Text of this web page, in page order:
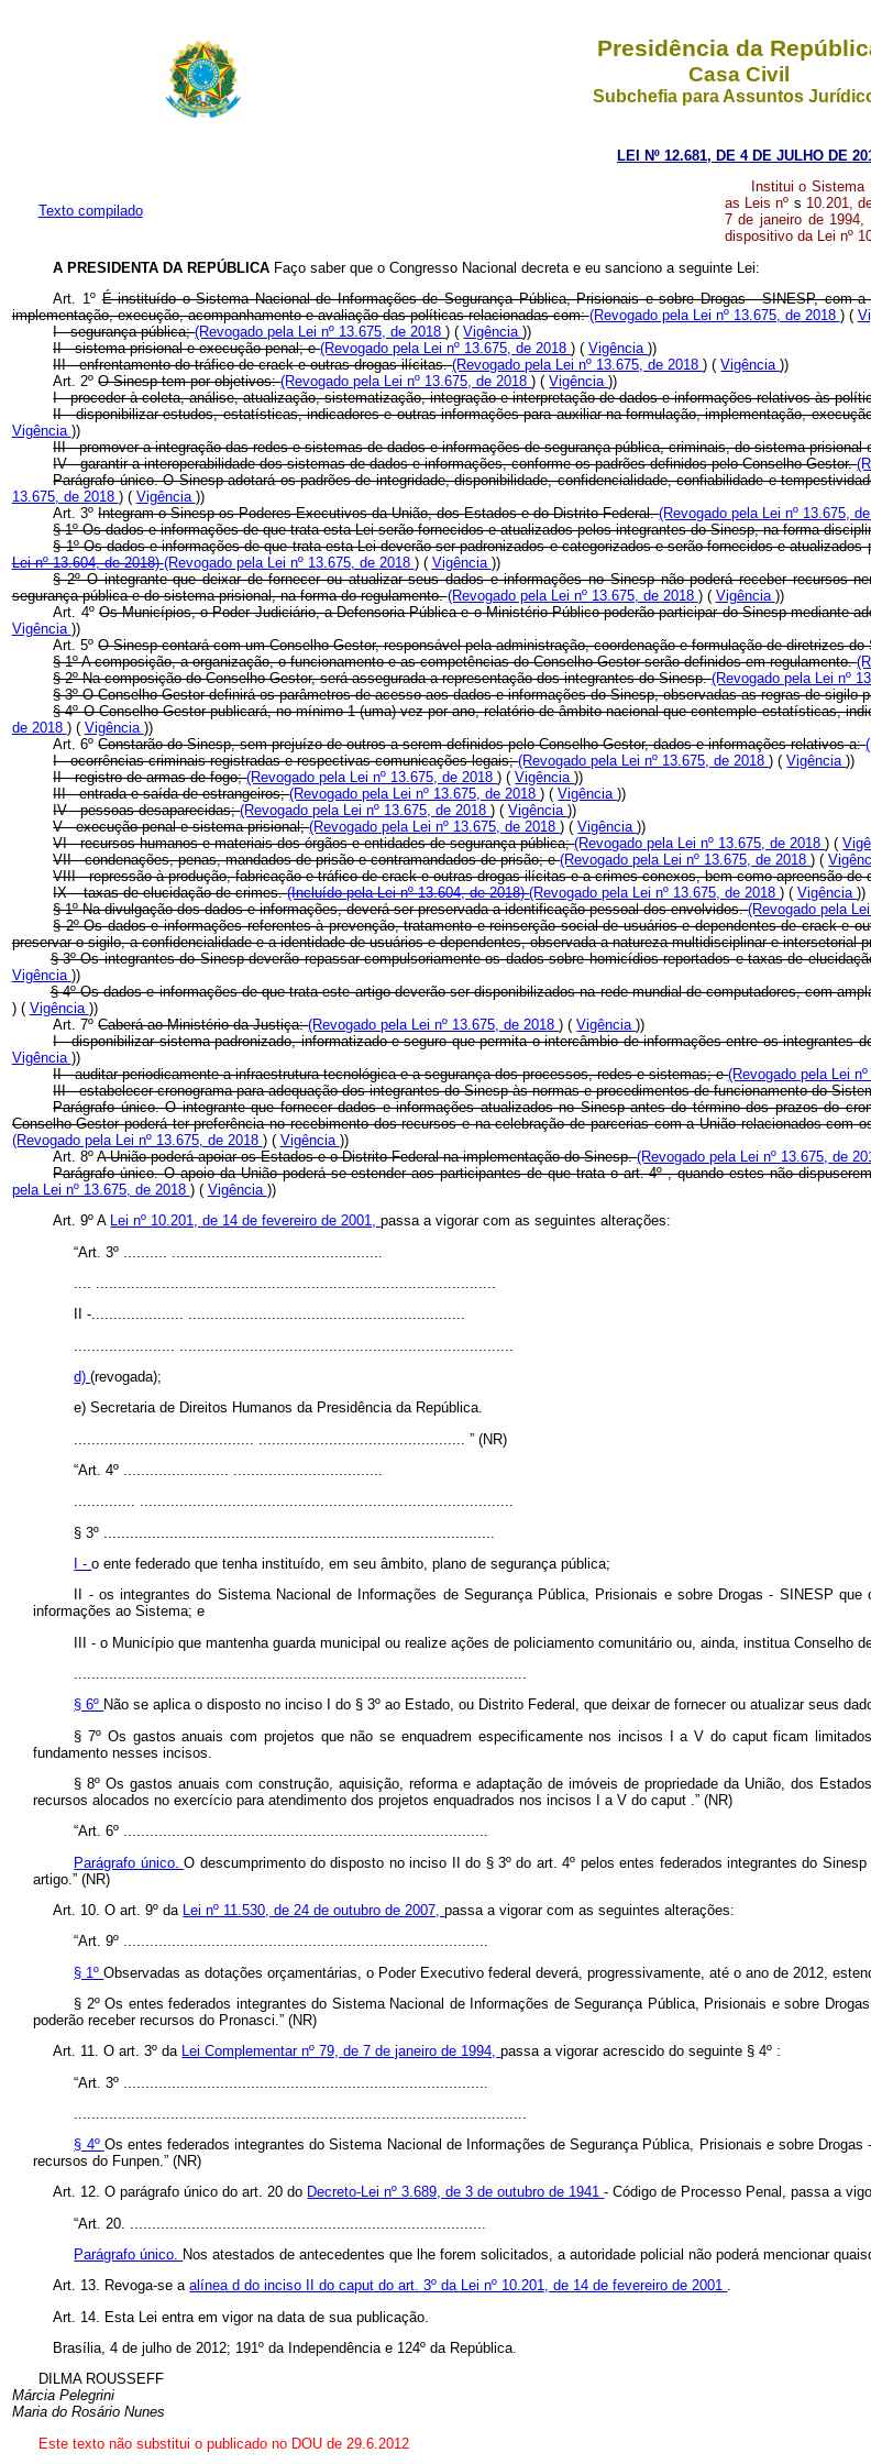
Presidência da
Casa Civil
Subchefia para Assuntos
LEI Nº 12.681, DE 4 DE JULHO DE
Texto compilado
Institui o
as Leis nº s 10.201,
7 de janeiro de
dispositivo da Lei nº
A PRESIDENTA DA REPÚBLICA Faço saber que o Congresso Nacional decreta e eu sanciono a seguinte Lei:
Art. 1ºÉ instituído o Sistema Nacional de Informações de Segurança Pública, Prisionais e sobre Drogas - SINESP, com
implementação, execução, acompanhamento e avaliação das políticas relacionadas com:(Revogado pela Lei nº 13.675, de 2018 ) (
I - segurança pública;(Revogado pela Lei nº 13.675, de 2018) (Vigência))
II - sistema prisional e execução penal; e(Revogado pela Lei nº 13.675, de 2018) (Vigência))
III - enfrentamento do tráfico decracke outras drogas ilícitas.(Revogado pela Lei nº 13.675, de 2018) (Vigência))
Art. 2ºO Sinesp tem por objetivos:(Revogado pela Lei nº 13.675, de 2018) (Vigência))
I - proceder à coleta, análise, atualização, sistematização, integração e interpretação de dados e informações relativos às
II - disponibilizar estudos, estatísticas, indicadores e outras informações para auxiliar na formulação, implementação,
Vigência ))
III - promover a integração das redes e sistemas de dados e informações de segurança pública, criminais, do sistema prisional
IV - garantir a interoperabilidade dos sistemas de dados e informações, conforme os padrões definidos pelo Conselho Gestor.
Parágrafo único. O Sinesp adotará os padrões de integridade, disponibilidade, confidencialidade, confiabilidade e
13.675, de 2018 ) ( Vigência ))
Art. 3ºIntegram o Sinesp os Poderes Executivos da União, dos Estados e do Distrito Federal.(Revogado pela Lei nº 13.675,
§ 1º Os dados e informações de que trata esta Lei serão fornecidos e atualizados pelos integrantes do Sinesp, na forma
§ 1º Os dados e informações de que trata esta Lei deverão ser padronizados e categorizados e serão fornecidos e
Lei nº 13.604, de 2018)(Revogado pela Lei nº 13.675, de 2018 ) ( Vigência ))
§ 2º O integrante que deixar de fornecer ou atualizar seus dados e informações no Sinesp não poderá receber recursos
segurança pública e do sistema prisional, na forma do regulamento.(Revogado pela Lei nº 13.675, de 2018 ) ( Vigência ))
Art. 4ºOs Municípios, o Poder Judiciário, a Defensoria Pública e o Ministério Público poderão participar do Sinesp mediante
Vigência ))
Art. 5ºO Sinesp contará com um Conselho Gestor, responsável pela administração, coordenação e formulação de diretrizes
§ 1º A composição, a organização, o funcionamento e as competências do Conselho Gestor serão definidos em regulamento.
§ 2º Na composição do Conselho Gestor, será assegurada a representação dos integrantes do Sinesp.(Revogado pela Lei nº
§ 3º O Conselho Gestor definirá os parâmetros de acesso aos dados e informações do Sinesp, observadas as regras de
§ 4º O Conselho Gestor publicará, no mínimo 1 (uma) vez por ano, relatório de âmbito nacional que contemple estatísticas,
de 2018 ) ( Vigência ))
Art. 6ºConstarão do Sinesp, sem prejuízo de outros a serem definidos pelo Conselho Gestor, dados e informações relativos a:
I - ocorrências criminais registradas e respectivas comunicações legais;(Revogado pela Lei nº 13.675, de 2018) (Vigência))
II - registro de armas de fogo;(Revogado pela Lei nº 13.675, de 2018) (Vigência))
III - entrada e saída de estrangeiros;(Revogado pela Lei nº 13.675, de 2018) (Vigência))
IV - pessoas desaparecidas;(Revogado pela Lei nº 13.675, de 2018) (Vigência))
V - execução penal e sistema prisional;(Revogado pela Lei nº 13.675, de 2018) (Vigência))
VI - recursos humanos e materiais dos órgãos e entidades de segurança pública;(Revogado pela Lei nº 13.675, de 2018) (
VII - condenações, penas, mandados de prisão e contramandados de prisão; e(Revogado pela Lei nº 13.675, de 2018) (
VIII - repressão à produção, fabricação e tráfico decracke outras drogas ilícitas e a crimes conexos, bem como apreensão
IX – taxas de elucidação de crimes.(Incluído pela Lei nº 13.604, de 2018)(Revogado pela Lei nº 13.675, de 2018) (Vigência))
§ 1º Na divulgação dos dados e informações, deverá ser preservada a identificação pessoal dos envolvidos.(Revogado pela
§ 2º Os dados e informações referentes à prevenção, tratamento e reinserção social de usuários e dependentes decracke
preservar o sigilo, a confidencialidade e a identidade de usuários e dependentes, observada a natureza multidisciplinar e intersetorial
§ 3º Os integrantes do Sinesp deverão repassar compulsoriamente os dados sobre homicídios reportados e taxas de
Vigência ))
§ 4º Os dados e informações de que trata este artigo deverão ser disponibilizados na rede mundial de computadores, com
) ( Vigência ))
Art. 7ºCaberá ao Ministério da Justiça:(Revogado pela Lei nº 13.675, de 2018) (Vigência))
I - disponibilizar sistema padronizado, informatizado e seguro que permita o intercâmbio de informações entre os integrantes
Vigência ))
II - auditar periodicamente a infraestrutura tecnológica e a segurança dos processos, redes e sistemas; e(Revogado pela Lei
III - estabelecer cronograma para adequação dos integrantes do Sinesp às normas e procedimentos de funcionamento do
Parágrafo único. O integrante que fornecer dados e informações atualizados no Sinesp antes do término dos prazos do
Conselho Gestor poderá ter preferência no recebimento dos recursos e na celebração de parcerias com a União relacionados
(Revogado pela Lei nº 13.675, de 2018 ) ( Vigência ))
Art. 8ºA União poderá apoiar os Estados e o Distrito Federal na implementação do Sinesp.(Revogado pela Lei nº 13.675, de
Parágrafo único. O apoio da União poderá se estender aos participantes de que trata o art. 4º , quando estes não
pela Lei nº 13.675, de 2018 ) ( Vigência ))
Art. 9º A Lei nº 10.201, de 14 de fevereiro de 2001,passa a vigorar com as seguintes alterações:
“Art. 3º .......... ................................................
II -..................... ...............................................................
d)(revogada);
e) Secretaria de Direitos Humanos da Presidência da República.
......................................... ............................................... ” (NR)
“Art. 4º ........................ ..................................
.............. .....................................................................................
§ 3º
I -o ente federado que tenha instituído, em seu âmbito, plano de segurança pública;
II - os integrantes do Sistema Nacional de Informações de Segurança Pública, Prisionais e sobre Drogas - SINESP
informações ao Sistema; e
III - o Município que mantenha guarda municipal ou realize ações de policiamento comunitário ou, ainda, institua Conselho
§ 6º Não se aplica o disposto no inciso I do § 3º ao Estado, ou Distrito Federal, que deixar de fornecer ou atualizar seus
§ 7º Os gastos anuais com projetos que não se enquadrem especificamente nos incisos I a V do caputficam
fundamento nesses incisos.
§ 8º Os gastos anuais com construção, aquisição, reforma e adaptação de imóveis de propriedade da União, dos
recursos alocados no exercício para atendimento dos projetos enquadrados nos incisos I a V do caput .” (NR)
“Art. 6º ...................................................................................
Parágrafo único.O descumprimento do disposto no inciso II do § 3º do art. 4º pelos entes federados integrantes do
artigo.” (NR)
Art. 10. O art. 9º da
Lei nº 11.530, de 24 de outubro de 2007,passa a vigorar com as seguintes alterações:
“Art. 9º ...................................................................................
§ 1ºObservadas as dotações orçamentárias, o Poder Executivo federal deverá, progressivamente, até o ano de 2012,
§ 2º Os entes federados integrantes do Sistema Nacional de Informações de Segurança Pública, Prisionais e sobre
poderão receber recursos do Pronasci.” (NR)
Art. 11. O art. 3º da Lei Complementar nº 79, de 7 de janeiro de 1994,passa a vigorar acrescido do seguinte § 4º :
“Art. 3º ...................................................................................
§ 4º Os entes federados integrantes do Sistema Nacional de Informações de Segurança Pública, Prisionais e sobre
recursos do Funpen.” (NR)
Art. 12. O parágrafo único do art. 20 do Decreto-Lei nº 3.689, de 3 de outubro de 1941- Código de Processo Penal, passa a
“Art. 20. .................................................................................
Parágrafo único. Nos atestados de antecedentes que lhe forem solicitados, a autoridade policial não poderá mencionar
Art. 13. Revoga-se aalínea d do inciso II do caput do art. 3º da Lei nº 10.201, de 14 de fevereiro de 2001 .
Art. 14. Esta Lei entra em vigor na data de sua publicação.
Brasília, 4 de julho de 2012; 191º da Independência e 124º da República.
DILMA ROUSSEFF
Márcia Pelegrini
Maria do Rosário Nunes
Este texto não substitui o publicado no DOU de 29.6.2012